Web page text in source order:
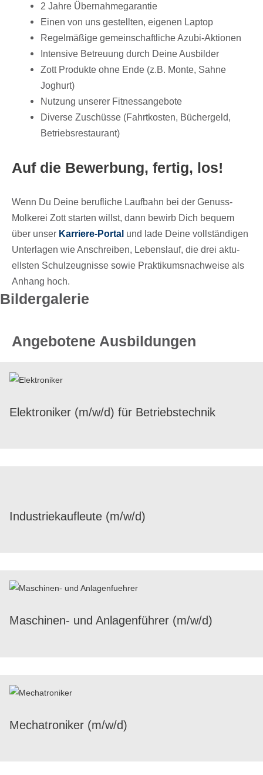
2 Jahre Übernahmegarantie
Einen von uns gestell­ten, eige­nen Laptop
Regel­mä­ßige gemein­schaft­li­che Azubi-Aktionen
Inten­sive Betreu­ung durch Deine Ausbilder
Zott Produkte ohne Ende (z.B. Monte, Sahne
Joghurt)
Nutzung unse­rer Fitnessangebote
Diverse Zuschüsse (Fahrt­kos­ten, Bücher­geld,
Betriebsrestaurant)
Auf die Bewer­bung, fertig, los!
Wenn Du Deine beruf­li­che Lauf­bahn bei der Genuss-
Molke­rei Zott star­ten willst, dann bewirb Dich bequem
über unser Karriere-Portal und lade Deine voll­stän­di­gen
Unter­la­gen wie Anschrei­ben, Lebens­lauf, die drei aktu­
ells­ten Schul­zeug­nisse sowie Prak­ti­kums­nach­weise als
Anhang hoch.
Bilder­ga­le­rie
Angebotene Ausbildungen
Elek­tro­ni­ker (m/​w/​d) für Betriebstechnik
Indus­trie­kauf­leute (m/​w/​d)
Maschi­nen- und Anla­gen­füh­rer (m/​w/​d)
Mecha­tro­ni­ker (m/​w/​d)